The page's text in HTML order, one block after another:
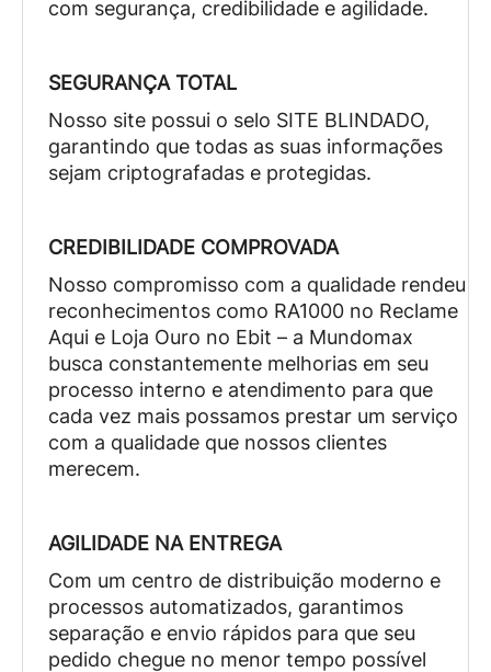
com segurança, credibilidade e agilidade.
SEGURANÇA TOTAL
Nosso site possui o selo SITE BLINDADO,
garantindo que todas as suas informações
sejam criptografadas e protegidas.
CREDIBILIDADE COMPROVADA
Nosso compromisso com a qualidade rendeu
reconhecimentos como RA1000 no Reclame
Aqui e Loja Ouro no Ebit – a Mundomax
busca constantemente melhorias em seu
processo interno e atendimento para que
cada vez mais possamos prestar um serviço
com a qualidade que nossos clientes
merecem.
AGILIDADE NA ENTREGA
Com um centro de distribuição moderno e
processos automatizados, garantimos
separação e envio rápidos para que seu
pedido chegue no menor tempo possível